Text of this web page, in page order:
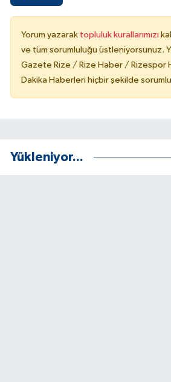
Yorum yazarak topluluk kurallarımızı
ve tüm sorumluluğu üstleniyorsunuz.
Gazete Rize / Rize Haber / Rizespor
Dakika Haberleri hiçbir şekilde
Yükleniyor...